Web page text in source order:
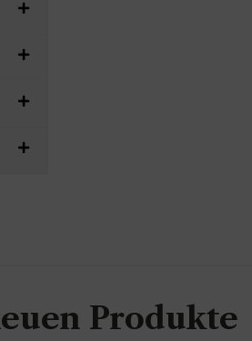
Produkte